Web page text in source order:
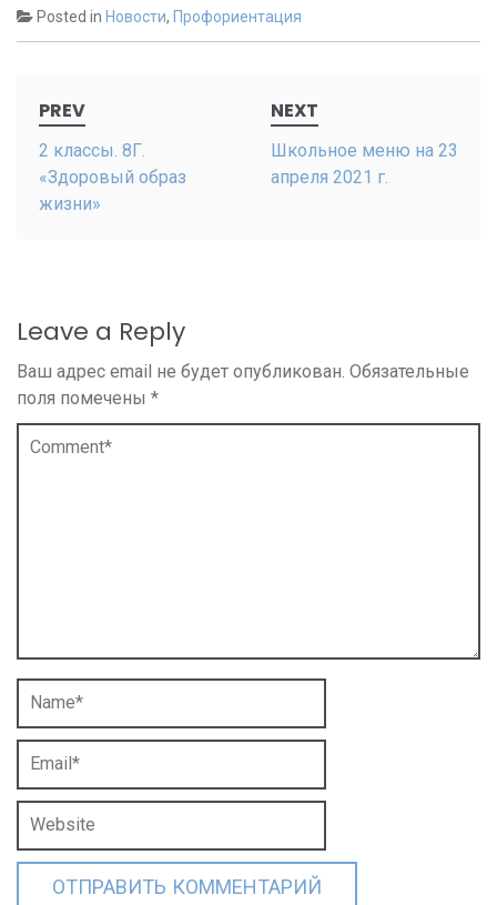
Posted in Новости, Профориентация
navigation
PREV
2 классы. 8Г.
«Здоровый образ
жизни»
NEXT
Школьное меню на 23
апреля 2021 г.
Leave a Reply
Ваш адрес email не будет опубликован. Обязательные
поля помечены *